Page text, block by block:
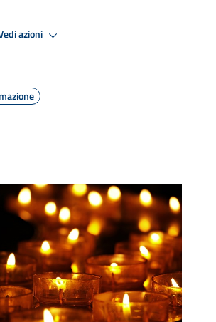
azioni